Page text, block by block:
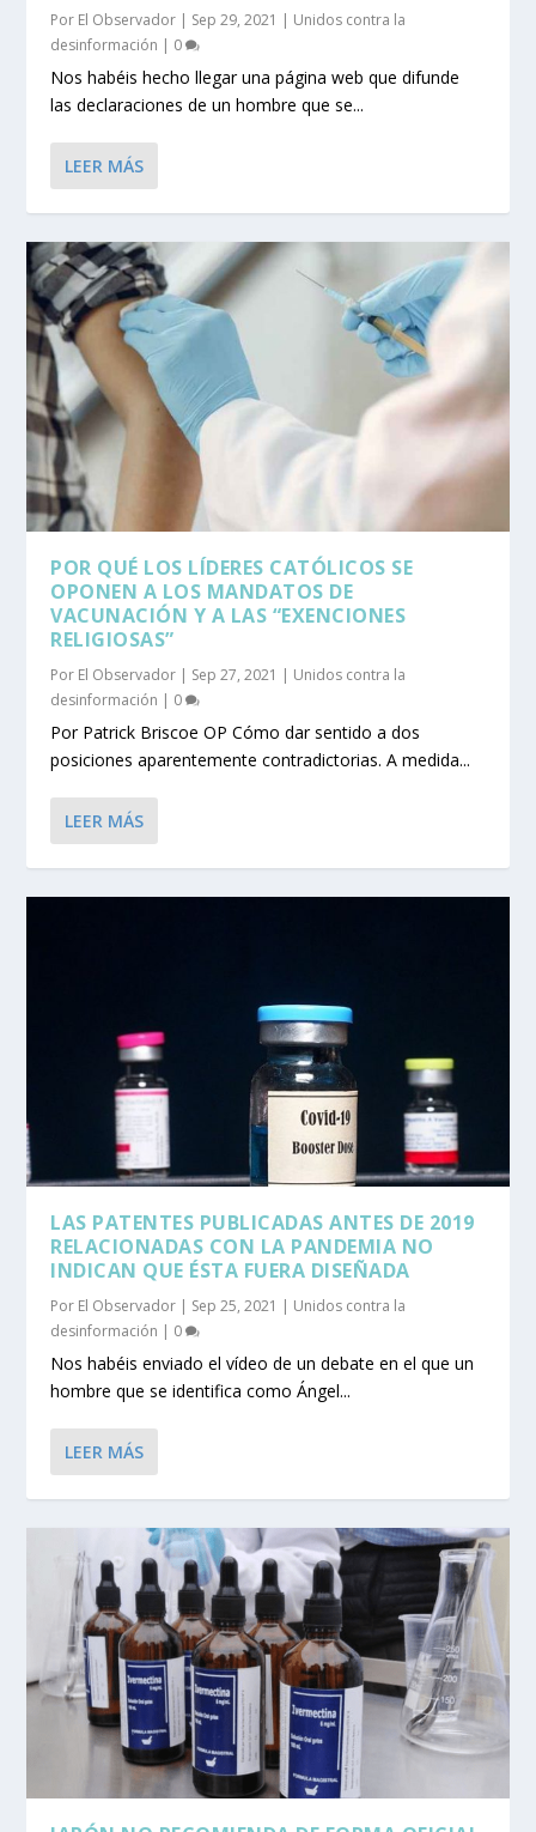
Por El Observador | Sep 29, 2021 | Unidos contra la
desinformación | 0
Nos habéis hecho llegar una página web que difunde
las declaraciones de un hombre que se...
LEER MÁS
POR QUÉ LOS LÍDERES CATÓLICOS SE
OPONEN A LOS MANDATOS DE
VACUNACIÓN Y A LAS “EXENCIONES
RELIGIOSAS”
Por El Observador | Sep 27, 2021 | Unidos contra la
desinformación | 0
Por Patrick Briscoe OP Cómo dar sentido a dos
posiciones aparentemente contradictorias. A medida...
LEER MÁS
LAS PATENTES PUBLICADAS ANTES DE 2019
RELACIONADAS CON LA PANDEMIA NO
INDICAN QUE ÉSTA FUERA DISEÑADA
Por El Observador | Sep 25, 2021 | Unidos contra la
desinformación | 0
Nos habéis enviado el vídeo de un debate en el que un
hombre que se identifica como Ángel...
LEER MÁS